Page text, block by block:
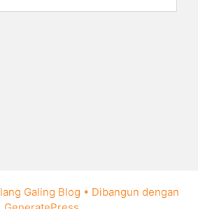
Galing Blog • Dibangun dengan